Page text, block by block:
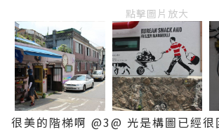
點擊圖片放大
很美的階梯啊 @3@ 光是構圖已經